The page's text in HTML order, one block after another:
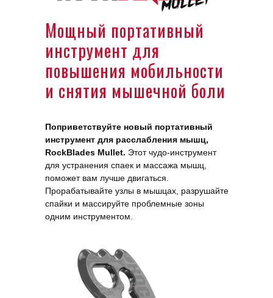
Мощный портативный
инструмент для
повышения мобильности
и снятия мышечной боли
Поприветствуйте новый портативный
инструмент для расслабления мышц,
RockBlades Mullet. Этот чудо-инструмент
для устранения спаек и массажа мышц,
поможет вам лучше двигаться.
Прорабатывайте узлы в мышцах, разрушайте
спайки и массируйте проблемные зоны
одним инструментом.